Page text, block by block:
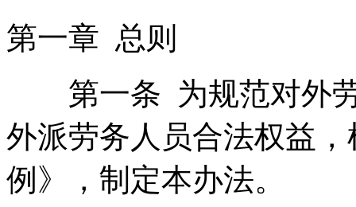
第一章 总则
第一条 为规范对外劳
外派劳务人员合法权益
例》，制定本办法。